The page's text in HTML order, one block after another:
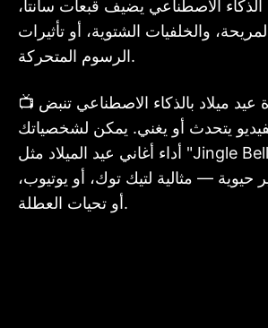
الذكاء الاصطناعي يضيف قبعات سانتا،
والخلفيات الشتوية، أو تأثيرات
الرسوم المتحركة.
📺 اجعل أي صورة عيد ميلاد بالذكاء الاصطناعي تنبض
يتحدث أو يغني. يمكن لشخصياتك
أداء أغاني عيد الميلاد مثل "Jingle Bells" مع مزامنة
حيوية — مثالية لتيك توك، أو يوتيوب،
أو تحيات العطلة.